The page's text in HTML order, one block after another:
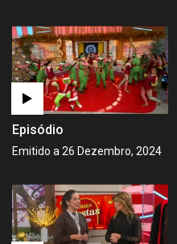
Episódio
Emitido a 26 Dezembro, 2024